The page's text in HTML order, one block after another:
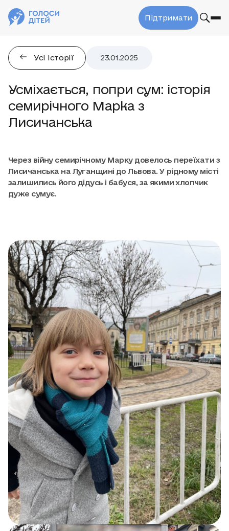
Підтримати
Усі історії 23.01.2025
Усміхається, попри сум: історія
семирічного Марка з
Лисичанська
Через війну семирічному Марку довелось переїхати з
Лисичанська на Луганщині до Львова. У рідному місті
залишились його дідусь і бабуся, за якими хлопчик
дуже сумує.